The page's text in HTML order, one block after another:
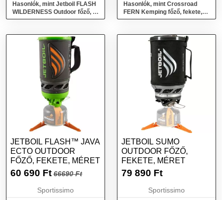
Hasonlók, mint Jetboil FLASH
WILDERNESS Outdoor főző, ,
méret
Hasonlók, mint Crossroad
FERN Kemping főző, fekete,
méret
JETBOIL FLASH™ JAVA
ECTO OUTDOOR
FŐZŐ, FEKETE, MÉRET
60 690 Ft 66690 Ft
Sportissimo
JETBOIL SUMO
OUTDOOR FŐZŐ,
FEKETE, MÉRET
79 890 Ft
Sportissimo